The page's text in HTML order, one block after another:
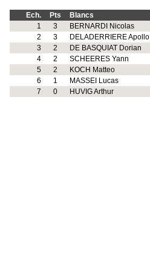
Ech. Pts
Blancs
1
3 BERNARDI Nicolas
2
3 DELADERRIERE Apollo
3
2 DE BASQUIAT Dorian
4
2 SCHEERES Yann
5
2 KOCH Matteo
6
1 MASSEI Lucas
7
0 HUVIG Arthur